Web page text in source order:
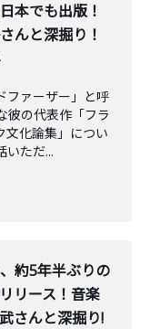
本でも出版！
んと深掘り！
ファーザー」と呼
彼の代表作「フラ
化論集」につい
いただ...
約5年半ぶりの
リース！音楽
さんと深掘り!